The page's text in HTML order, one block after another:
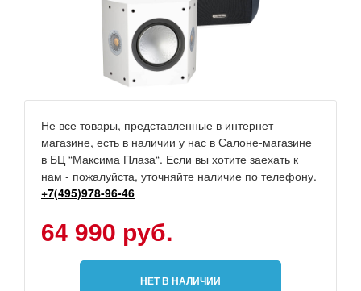
Не все товары, представленные в интернет-
магазине, есть в наличии у нас в Салоне-магазине
в БЦ “Максима Плаза“. Если вы хотите заехать к
нам - пожалуйста, уточняйте наличие по телефону.
+7(495)978-96-46
64 990 руб.
НЕТ В НАЛИЧИИ